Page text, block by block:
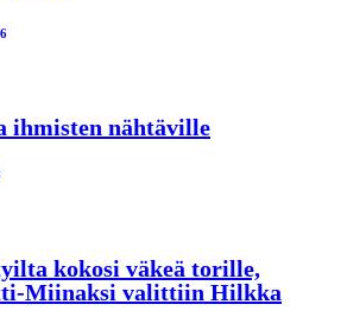
ihmisten nähtäville
kokosi väkeä torille,
Miinaksi valittiin Hilkka